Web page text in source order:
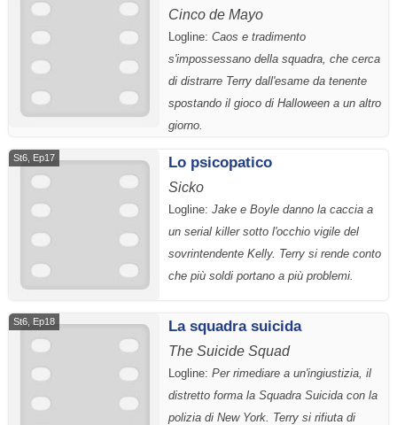
Cinco de Mayo
Logline: Caos e tradimento
s'impossessano della squadra, che cerca
di distrarre Terry dall'esame da tenente
spostando il gioco di Halloween a un altro
giorno.
St6, Ep17 Lo psicopatico
Sicko
Logline: Jake e Boyle danno la caccia a
un serial killer sotto l'occhio vigile del
sovrintendente Kelly. Terry si rende conto
che più soldi portano a più problemi.
St6, Ep18 La squadra suicida
The Suicide Squad
Logline: Per rimediare a un'ingiustizia, il
distretto forma la Squadra Suicida con la
polizia di New York. Terry si rifiuta di